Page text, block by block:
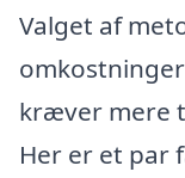
Valget af
kræver mere
Her er et par